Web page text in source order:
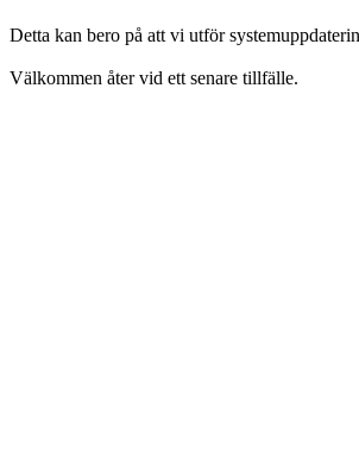
Detta kan bero på att vi utför
Välkommen åter vid ett senare tillfälle.